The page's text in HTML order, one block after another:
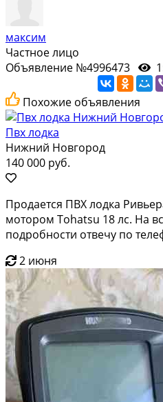
максим
Частное лицо
Объявление №4996473
Похожие объявления
Пвх лодка
Нижний Новгород
140 000 руб.
Продается ПВХ лодка
мотором Tohatsu 18 лс. На
подробности отвечу по
2 июня